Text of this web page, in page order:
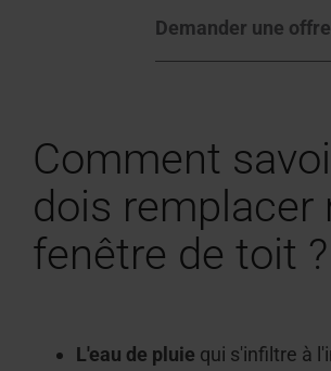
Demander une offre
Comment
dois remplacer
fenêtre de toit ?
L'eau de pluie qui s'infiltre à